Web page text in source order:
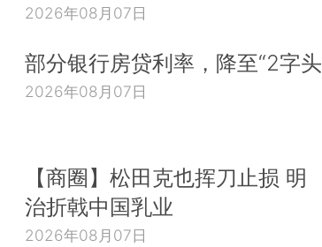
2026年08月07日
部分银行房贷利率，降至“2字头
2026年08月07日
【商圈】松田克也挥刀止损 明
治折戟中国乳业
2026年08月07日